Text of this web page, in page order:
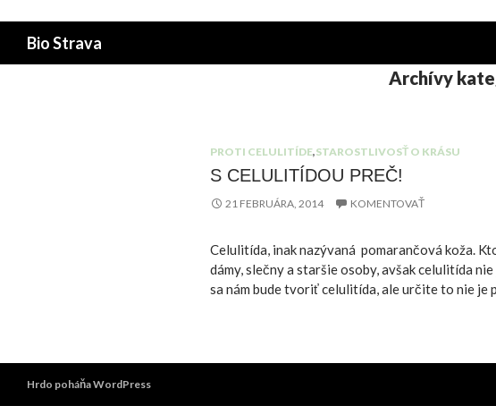
Bio Strava
Archívy
PROTI CELULITÍDE,STAROSTLIVOSŤ O KRÁSU
S CELULITÍDOU PREČ!
21 FEBRUÁRA, 2014 KOMENTOVAŤ
Celulitída, inak nazývaná pomarančová koža.
dámy, slečny a staršie osoby, avšak celulitída
sa nám bude tvoriť celulitída, ale určite to nie je
Hrdo poháňa WordPress